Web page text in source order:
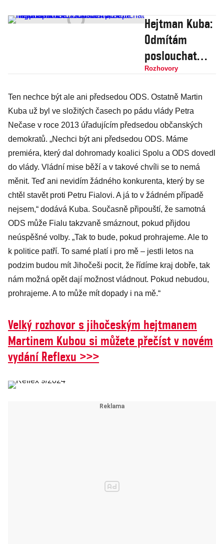
Hejtman Kuba:
Odmítám
poslouchat
fňukání
starostů, že
nejsou peníze.
Jsou. Jen ať
lépe hospodaří
Rozhovory
Ten nechce být ale ani předsedou ODS. Ostatně Martin
Kuba už byl ve složitých časech po pádu vlády Petra
Nečase v roce 2013 úřadujícím předsedou občanských
demokratů. „Nechci být ani předsedou ODS. Máme
premiéra, který dal dohromady koalici Spolu a ODS dovedl
do vlády. Vládní mise běží a v takové chvíli se to nemá
měnit. Teď ani nevidím žádného konkurenta, který by se
chtěl stavět proti Petru Fialovi. A já to v žádném případě
nejsem,“ dodává Kuba. Současně připouští, že samotná
ODS může Fialu takzvaně smáznout, pokud přijdou
neúspěšné volby. „Tak to bude, pokud prohrajeme. Ale to
k politice patří. To samé platí i pro mě – jestli letos na
podzim budou mít Jihočeši pocit, že řídíme kraj dobře, tak
nám možná opět dají možnost vládnout. Pokud nebudou,
prohrajeme. A to může mít dopady i na mě.“
Velký rozhovor s jihočeským hejtmanem
Martinem Kubou si můžete přečíst v novém
vydání Reflexu >>>